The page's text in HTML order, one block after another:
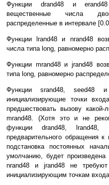
Функции drand48 и erand48
вещественные числа
распределенные в интервале
Функции lrand48 и nrand48
числа типа long, равномерно
Функции mrand48 и jrand48
типа long, равномерно
Функции srand48, seed48
инициализирующие точки
предшествовать вызову
mrand48. (Хотя это и не
функции drand48, lrand48,
предварительного обращения
подстановка постоянных
умолчанию, будет произведена
nrand48 и jrand48 не требуют
инициализирующим точкам